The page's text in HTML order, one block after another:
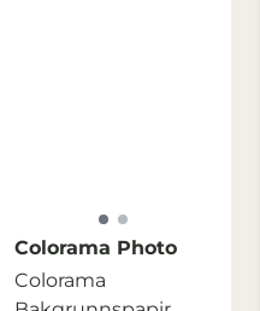
Colorama Photo
Colorama